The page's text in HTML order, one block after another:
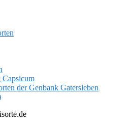
Capsicum
der Genbank Gatersleben